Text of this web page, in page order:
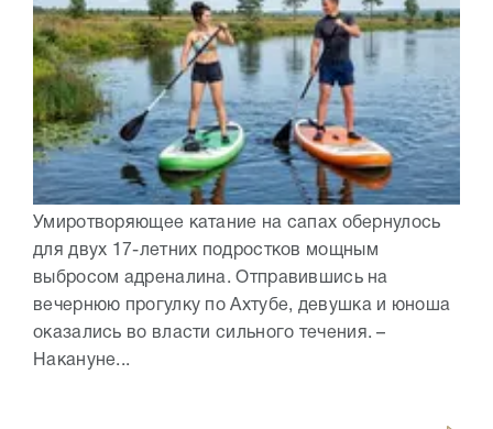
Умиротворяющее катание на сапах обернулось
для двух 17-летних подростков мощным
выбросом адреналина. Отправившись на
вечернюю прогулку по Ахтубе, девушка и юноша
оказались во власти сильного течения. –
Накануне...